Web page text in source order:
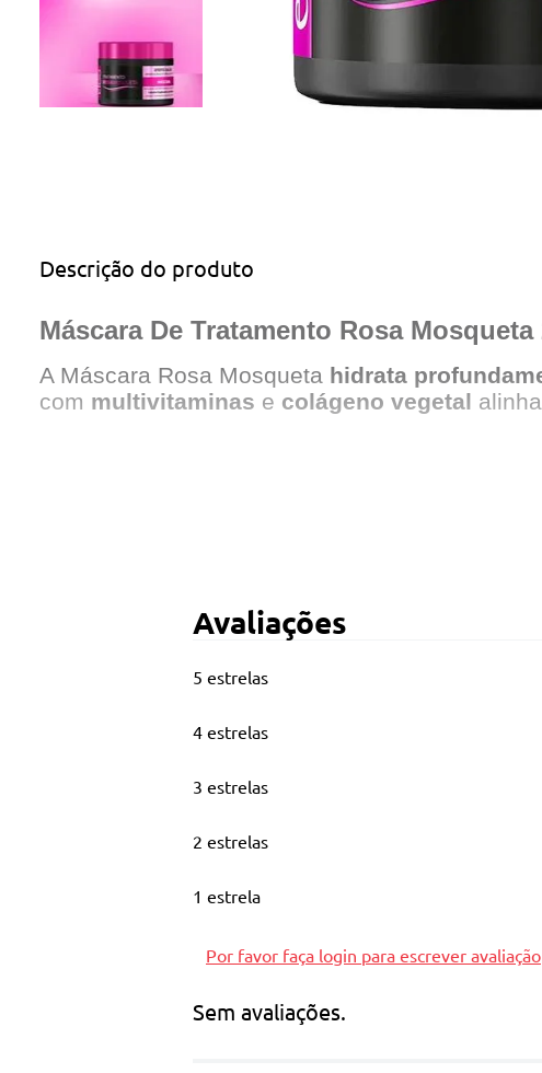
Descrição do produto
Máscara De Tratamento Rosa Mosqueta
A Máscara Rosa Mosqueta hidrata
com multivitaminas e colágeno vegetal
Promove renovação e cicatrização capilar.
Oferece cabelos mais macios, brilhantes e sem
Para cabelos fragilizados e danificados.
Sem parabenos, petrolatos e corantes.
Avaliações
5 estrelas
4 estrelas
3 estrelas
2 estrelas
1 estrela
Por favor faça login para escrever avaliação
Sem avaliações.